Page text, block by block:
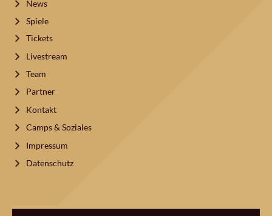
News
Spiele
Tickets
Livestream
Team
Partner
Kontakt
Camps & Soziales
Impressum
Datenschutz